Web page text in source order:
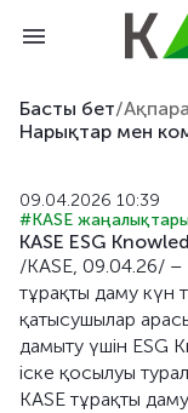
Басты бет/
Нарықтар мен
09.04.2026 10:39
#KASE
KASE ESG
/KASE, 09.04.26/ –
тұрақты даму күн
қатысушылар
дамыту үшін ESG
іске қосылуы
KASE тұрақты